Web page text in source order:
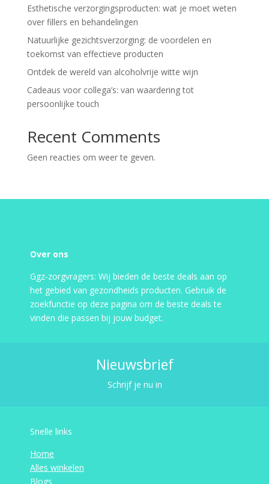
Esthetische verzorgingsproducten: wat je moet weten
over fillers en behandelingen
Natuurlijke gezichtsverzorging: de voordelen en
toekomst van effectieve producten
Ontdek de wereld van alcoholvrije witte wijn
Cadeaus voor collega’s: van waardering tot
persoonlijke touch
Recent Comments
Geen reacties om weer te geven.
Over ons
Ggz-zorgvragers: Wij bieden de beste deals aan op
het gebied van gezondheids producten. Gebruik de
zoekfunctie op deze pagina om de beste deals te
vinden die passen bij jouw budget.
Nieuwsbrief
Schrijf je nu in
Snelle links
Home
Alles winkelen
Blogs